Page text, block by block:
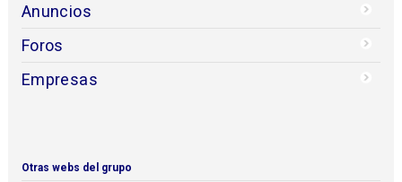
Anuncios
Foros
Empresas
Otras webs del grupo